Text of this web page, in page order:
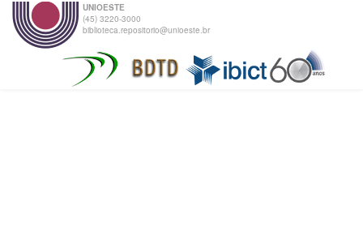
UNIOESTE
(45) 3220-3000
biblioteca.repositorio@unioeste.br